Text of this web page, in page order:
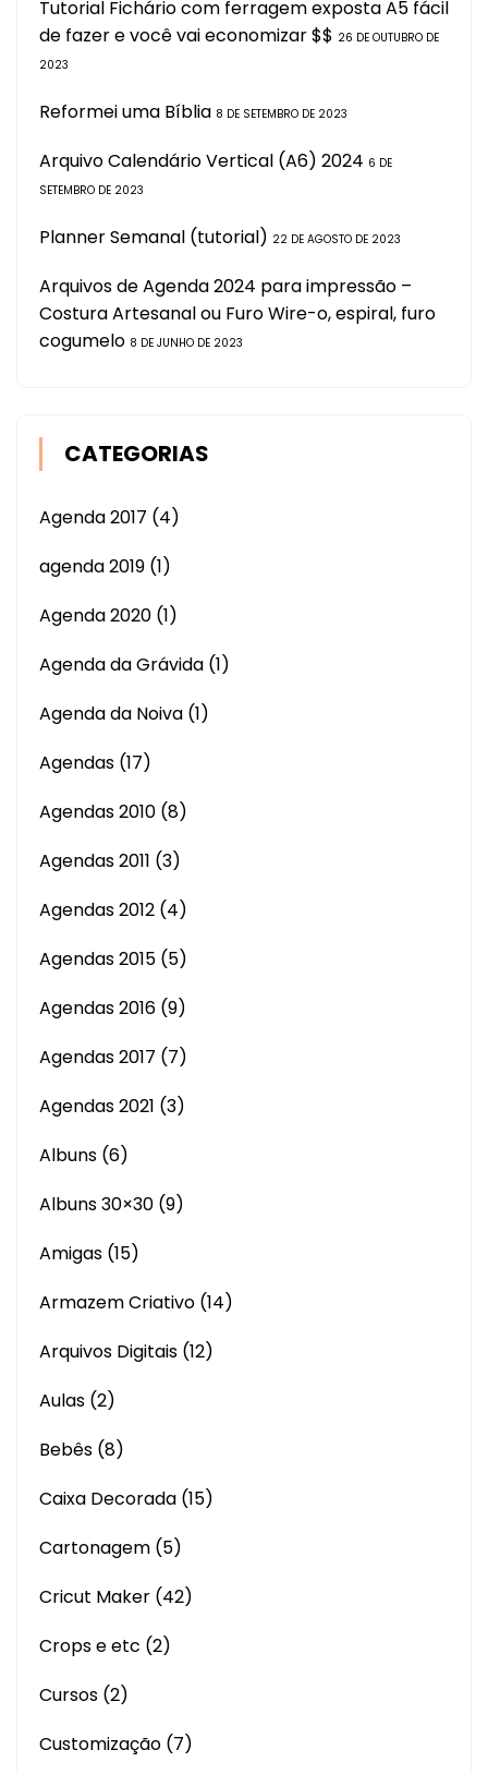
Tutorial Fichário com ferragem exposta A5 fácil
de fazer e você vai economizar $$ 26 DE OUTUBRO DE
2023
Reformei uma Bíblia 8 DE SETEMBRO DE 2023
Arquivo Calendário Vertical (A6) 2024 6 DE
SETEMBRO DE 2023
Planner Semanal (tutorial) 22 DE AGOSTO DE 2023
Arquivos de Agenda 2024 para impressão –
Costura Artesanal ou Furo Wire-o, espiral, furo
cogumelo 8 DE JUNHO DE 2023
CATEGORIAS
Agenda 2017 (4)
agenda 2019 (1)
Agenda 2020 (1)
Agenda da Grávida (1)
Agenda da Noiva (1)
Agendas (17)
Agendas 2010 (8)
Agendas 2011 (3)
Agendas 2012 (4)
Agendas 2015 (5)
Agendas 2016 (9)
Agendas 2017 (7)
Agendas 2021 (3)
Albuns (6)
Albuns 30×30 (9)
Amigas (15)
Armazem Criativo (14)
Arquivos Digitais (12)
Aulas (2)
Bebês (8)
Caixa Decorada (15)
Cartonagem (5)
Cricut Maker (42)
Crops e etc (2)
Cursos (2)
Customização (7)